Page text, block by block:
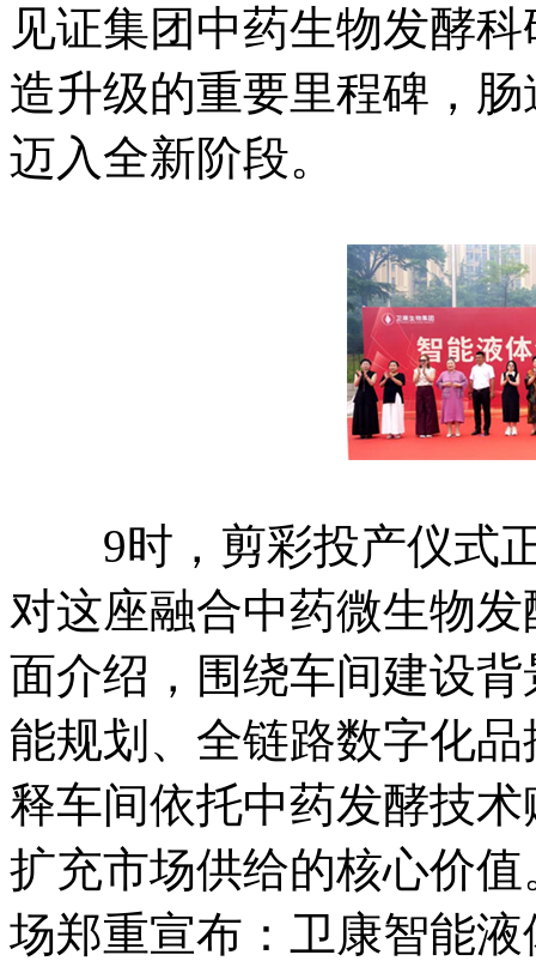
见证集团中药生物发酵
造升级的重要里程碑，
迈入全新阶段。
9时，剪彩投产仪式正
对这座融合中药微生物
面介绍，围绕车间建设
能规划、全链路数字化
释车间依托中药发酵技
扩充市场供给的核心价
场郑重宣布：卫康智能